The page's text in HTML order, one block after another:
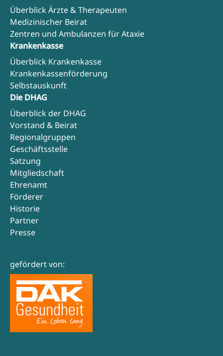
Überblick Ärzte & Therapeuten
Medizinischer Beirat
Zentren und Ambulanzen für Ataxie
Krankenkasse
Überblick Krankenkasse
Krankenkassenförderung
Selbstauskunft
Die DHAG
Überblick der DHAG
Vorstand & Beirat
Regionalgruppen
Geschäftsstelle
Satzung
Mitgliedschaft
Ehrenamt
Förderer
Historie
Partner
Presse
gefördert von: